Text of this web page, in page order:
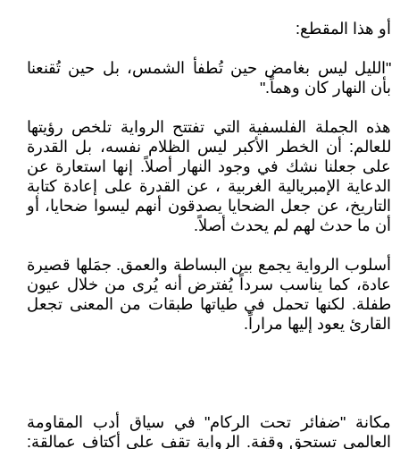
أو هذا المقطع:
"الليل ليس بغامض حين تُطفأ الشمس، بل حين تُقنعنا
بأن النهار كان وهماً."
هذه الجملة الفلسفية التي تفتتح الرواية تلخص رؤيتها
للعالم: أن الخطر الأكبر ليس الظلام نفسه، بل القدرة
على جعلنا نشك في وجود النهار أصلاً. إنها استعارة عن
الدعاية الإمبريالية الغربية ، عن القدرة على إعادة كتابة
التاريخ، عن جعل الضحايا يصدقون أنهم ليسوا ضحايا، أو
أن ما حدث لهم لم يحدث أصلاً.
أسلوب الرواية يجمع بين البساطة والعمق. جمَلها قصيرة
عادة، كما يناسب سرداً يُفترض أنه يُرى من خلال عيون
طفلة. لكنها تحمل في طياتها طبقات من المعنى تجعل
القارئ يعود إليها مراراً.
مكانة "ضفائر تحت الركام" في سياق أدب المقاومة
العالمي تستحق وقفة. الرواية تقف على أكتاف عمالقة: